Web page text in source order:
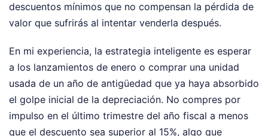
descuentos mínimos que no compensan la pérdida de
valor que sufrirás al intentar venderla después.
En mi experiencia, la estrategia inteligente es esperar
a los lanzamientos de enero o comprar una unidad
usada de un año de antigüedad que ya haya absorbido
el golpe inicial de la depreciación. No compres por
impulso en el último trimestre del año fiscal a menos
que el descuento sea superior al 15%, algo que